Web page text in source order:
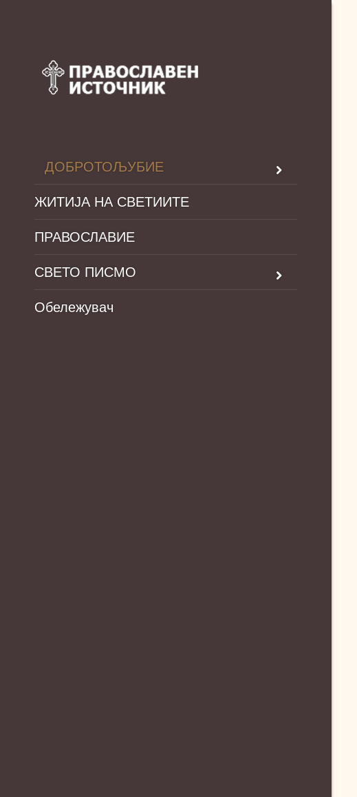
ДОБРОТОЉУБИЕ
ЖИТИЈА НА СВЕТИИТЕ
ПРАВОСЛАВИЕ
СВЕТО ПИСМО
Обележувач